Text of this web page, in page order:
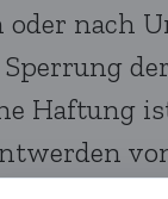
nach
Haftung